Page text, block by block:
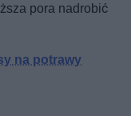
pora nadrobić
na potrawy